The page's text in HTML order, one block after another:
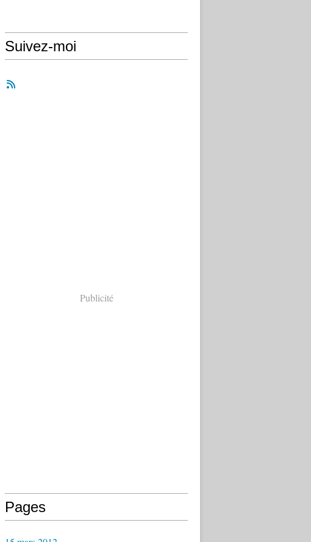
Suivez-moi
Publicité
Pages